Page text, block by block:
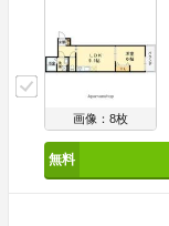
画像：8枚